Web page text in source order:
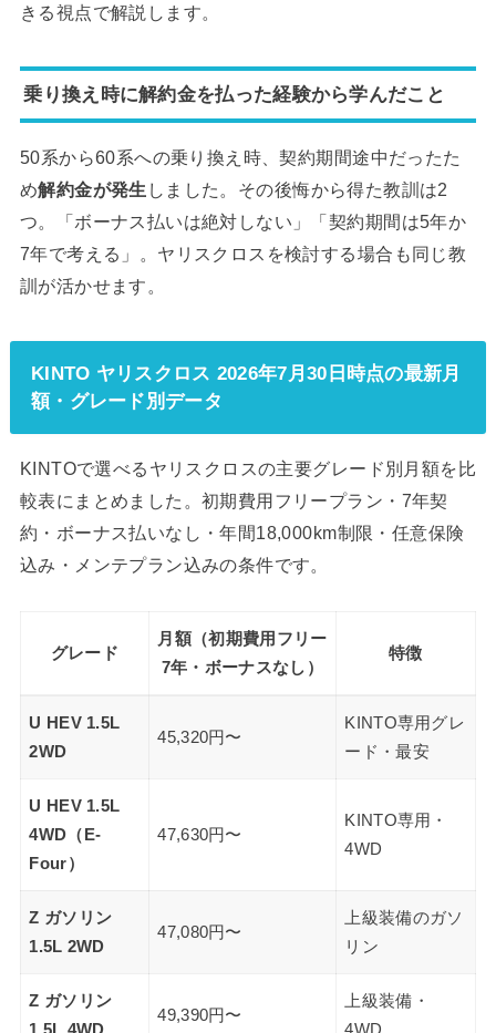
きる視点で解説します。
乗り換え時に解約金を払った経験から学んだこと
50系から60系への乗り換え時、契約期間途中だったた
め解約金が発生 しました。その後悔から得た教訓は2
つ。「ボーナス払いは絶対しない」「契約期間は5年か
7年で考える」。ヤリスクロスを検討する場合も同じ教
訓が活かせます。
KINTO ヤリスクロス 2026年7月30日時点の最新月
額・グレード別データ
KINTOで選べるヤリスクロスの主要グレード別月額を比
較表にまとめました。初期費用フリープラン・7年契
約・ボーナス払いなし・年間18,000km制限・任意保険
込み・メンテプラン込みの条件です。
グレード
月額（初期費用フリー
7年・ボーナスなし）
特徴
U HEV 1.5L
2WD
45,320円〜
KINTO専用グレ
ード・最安
U HEV 1.5L
4WD（E-
Four）
47,630円〜
KINTO専用・
4WD
Z ガソリン
1.5L 2WD
47,080円〜
上級装備のガソ
リン
Z ガソリン
1.5L 4WD
49,390円〜
上級装備・
4WD